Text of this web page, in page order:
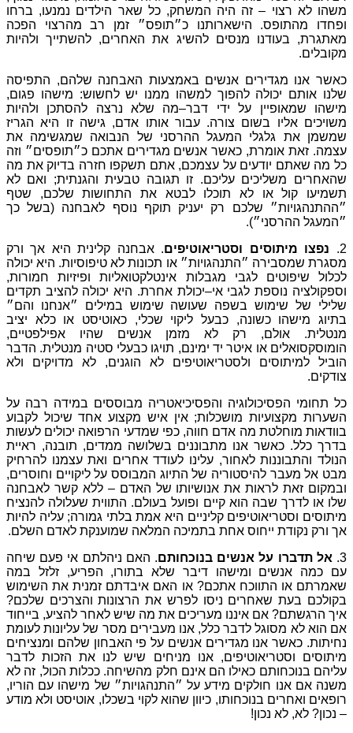
המשחק,כל שאר הילדים נמנעו, ברחו
כ״תופס״ זמן רב מהרצוי
הפכה
להשיג את האחרים,להשתייך ולהיות
באמצעות האבחנה שלהם,התפיסה
למשהו ממנו יש לחשוש :מישהו פגום ,
דבר– מה שלא נרצה להסתכן
ולהיות
.עבור אותו אדם, גישה זו היא
הגריז
ההרסני של הנבואה שמגשימה
את
אנשים מגדירים אתכם כ״תופסים״ וזה
עצמכם ,אתם תשקפו חזרה בדיוק את מה
.זו תגובה טבעית והגנתית ;ואם לא
לבטא את התחושות שלכם,
שטף
יעניק תוקף נוסף לאבחנה(בשל כך
.אבחנה קלינית היא אך
ורק
או תכונות לא טיפוסיות.היא יכולה
אינטלקטואליות ופיזיות חמורות,
אי–יכולת אחרת.היא יכולה להציב תקדים
שעושה שימוש במילים ״אנחנו והם״
ליקוי שכלי,כאוטיסט או כלא
יציב
לא
מזמן אנשים שהיו אפילפטיים,
יד ימינם,תויגו כבעלי סטיה מנטלית.הדבר
לא הוגנים,לא מדויקים ולא
והפסיכיאטריה מבוססים במידה רבה
על
;אין איש מקצוע אחד שיכול לקבוע
חווה,כפי שמדעי הרפואה יכולים לעשות
בשלושה ממדים,תובנה ,ראיית
,עלינו לעודד אחרים ואת עצמנו להרחיק
של התיוג המבוסס על ליקויים וחוסרים,
אנושיותו
של האדם–ללא קשר לאבחנה
ופועל בעולם.התווית שעלולה להנציח
קליניים היא אמת בלתי גמורה;עליה להיות
בתמיכה המלאה שמוענקת לאדם השלם.
בנוכחותם.האם ניהלתם אי פעם שיחה
דיבר שלא בתורו,הפריע,זלזל במה
?או האם איבדתם זמנית את השימוש
ניסו לפרש את הרצונות והצרכים שלכם ?
מעריכים את מה שיש לאחר להציע ,בייחוד
כלל ,אנו מעבירים מסר של עליונות לעומת
אנשים על פי האבחון שלהם ומנציחים
,אנו מניחים שיש לנו את הזכות לדבר
אינם חלק מהשיחה. ככלות הכול,זה לא
על ״התנהגויות״ של מישהו עם הוריו,
,כיוון שהוא לקוי בשכלו,אוטיסט ולא מודע